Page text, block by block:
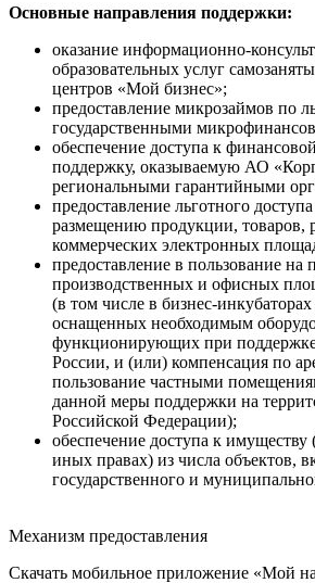
Основные направления поддержки:
оказание информационно-
образовательных услуг
центров «Мой бизнес»;
предоставление микрозаймов по
государственными
обеспечение доступа к
поддержку, оказываемую АО
региональными гарантийными
предоставление льготного
размещению продукции, товаров,
коммерческих электронных
предоставление в пользование на
производственных и офисных
(в том числе в бизнес-
оснащенных необходимым
функционирующих при
России, и (или) компенсация по
пользование частными
данной меры поддержки на
Российской Федерации);
обеспечение доступа к имуществу
иных правах) из числа объектов,
государственного и
Механизм предоставления
Скачать мобильное приложение «Мой